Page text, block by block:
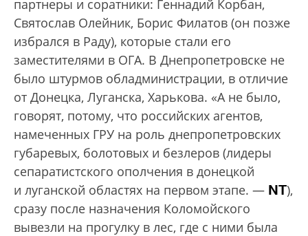
партнеры и соратники: Геннадий Корбан,
Святослав Олейник, Борис Филатов (он позже
избрался в Раду), которые стали его
заместителями в ОГА. В Днепропетровске не
было штурмов обладминистрации, в отличие
от Донецка, Луганска, Харькова. «А не было,
говорят, потому, что российских агентов,
намеченных ГРУ на роль днепропетровских
губаревых, болотовых и безлеров (лидеры
сепаратистского ополчения в донецкой
и луганской областях на первом этапе. — NT),
сразу после назначения Коломойского
вывезли на прогулку в лес, где с ними была